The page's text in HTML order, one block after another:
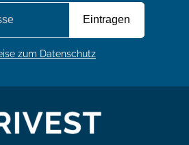
zum Datenschutz